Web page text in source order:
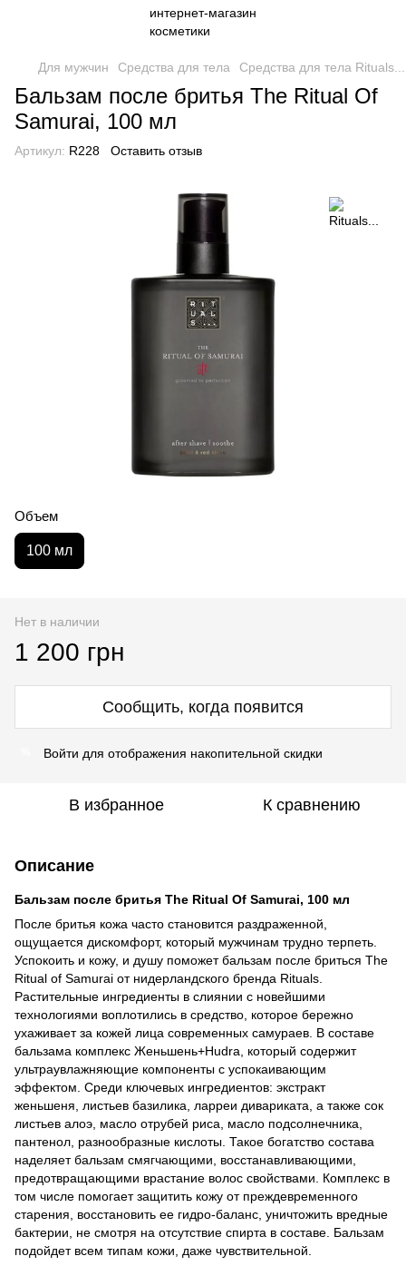
Для мужчин Средства для тела Средства для тела Rituals...
Бальзам после бритья The Ritual Of
Samurai, 100 мл
Артикул: R228 Оставить отзыв
Объем
100 мл
Нет в наличии
1 200 грн
Сообщить, когда появится
Войти для отображения накопительной скидки
В избранное К сравнению
Описание
Бальзам после бритья The Ritual Of Samurai, 100 мл
После бритья кожа часто становится раздраженной,
ощущается дискомфорт, который мужчинам трудно терпеть.
Успокоить и кожу, и душу поможет бальзам после бриться The
Ritual of Samurai от нидерландского бренда Rituals.
Растительные ингредиенты в слиянии с новейшими
технологиями воплотились в средство, которое бережно
ухаживает за кожей лица современных самураев. В составе
бальзама комплекс Женьшень+Hudra, который содержит
ультраувлажняющие компоненты с успокаивающим
эффектом. Среди ключевых ингредиентов: экстракт
женьшеня, листьев базилика, ларреи дивариката, а также сок
листьев алоэ, масло отрубей риса, масло подсолнечника,
пантенол, разнообразные кислоты. Такое богатство состава
наделяет бальзам смягчающими, восстанавливающими,
предотвращающими врастание волос свойствами. Комплекс в
том числе помогает защитить кожу от преждевременного
старения, восстановить ее гидро-баланс, уничтожить вредные
бактерии, не смотря на отсутствие спирта в составе. Бальзам
подойдет всем типам кожи, даже чувствительной.